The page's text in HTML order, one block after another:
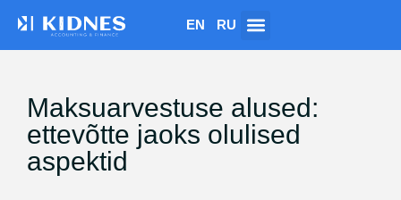
EN RU
Maksuarvestuse alused:
ettevõtte jaoks olulised
aspektid